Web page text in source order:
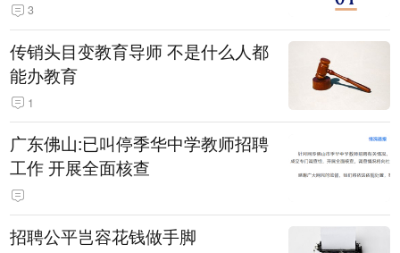
3
传销头目变教育导师 不是什么人都
能办教育
1
广东佛山:已叫停季华中学教师招聘
工作 开展全面核查
招聘公平岂容花钱做手脚